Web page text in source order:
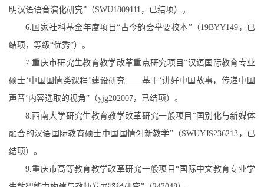
明汉语语音演化研究”（SWU1809111 ，已结项）。
6. 国家社科基金年度项目“古今韵会举要校本”（19BYY149 ，已
结项，等级“优秀”）。
7.重庆市研究生教育教学改革重点研究项目“汉语国际教育专业
硕士‘中国国情类课程’建设研究——基于‘讲好中国故事，传递中国
声音’内容选取的视角”（yjg202007，已结项）。
8.西南大学研究生教育教学改革研究一般项目“国别化与新媒体
融合的汉语国际教育硕士中国国情创新教学”（SWUYJS236213 ，已
结项）。
9.重庆市高等教育教学改革研究一般项目“国际中文教育专业学